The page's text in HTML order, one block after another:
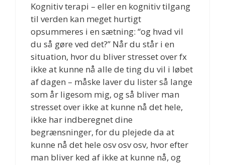
Kognitiv terapi – eller en kognitiv tilgang
til verden kan meget hurtigt
opsummeres i en sætning: “og hvad vil
du så gøre ved det?” Når du står i en
situation, hvor du bliver stresset over fx
ikke at kunne nå alle de ting du vil i løbet
af dagen – måske laver du lister så lange
som år ligesom mig, og så bliver man
stresset over ikke at kunne nå det hele,
ikke har indberegnet dine
begrænsninger, for du plejede da at
kunne nå det hele osv osv osv, hvor efter
man bliver ked af ikke at kunne nå, og